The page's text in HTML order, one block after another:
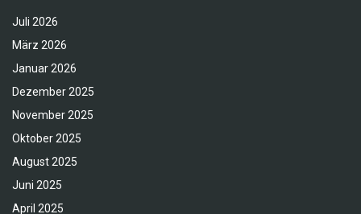
Juli 2026
März 2026
Januar 2026
Dezember 2025
November 2025
Oktober 2025
August 2025
Juni 2025
April 2025